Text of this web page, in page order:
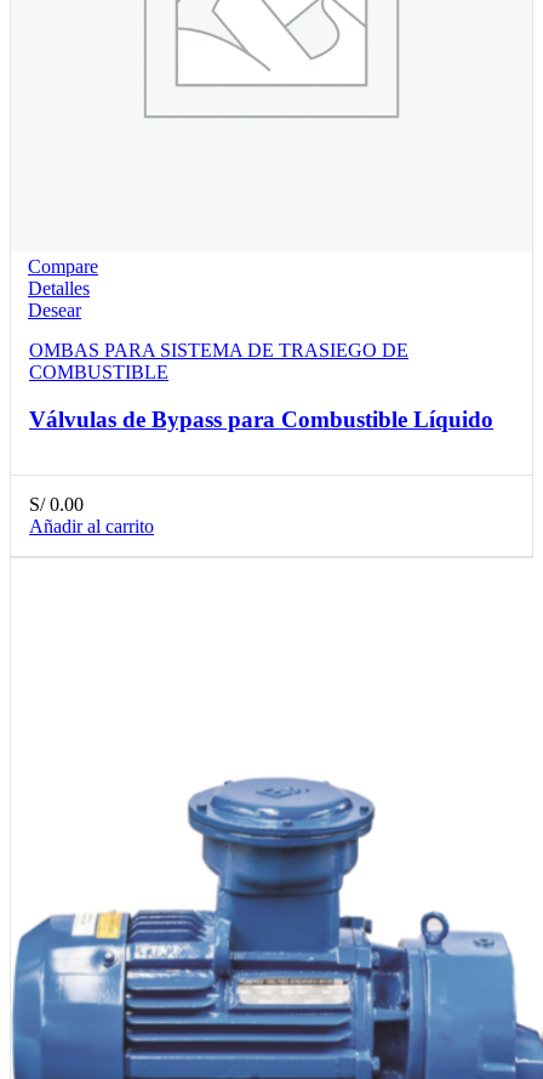
Compare
Detalles
Desear
OMBAS PARA SISTEMA DE TRASIEGO DE
COMBUSTIBLE
Válvulas de Bypass para Combustible Líquido
S/0.00
Añadir al carrito